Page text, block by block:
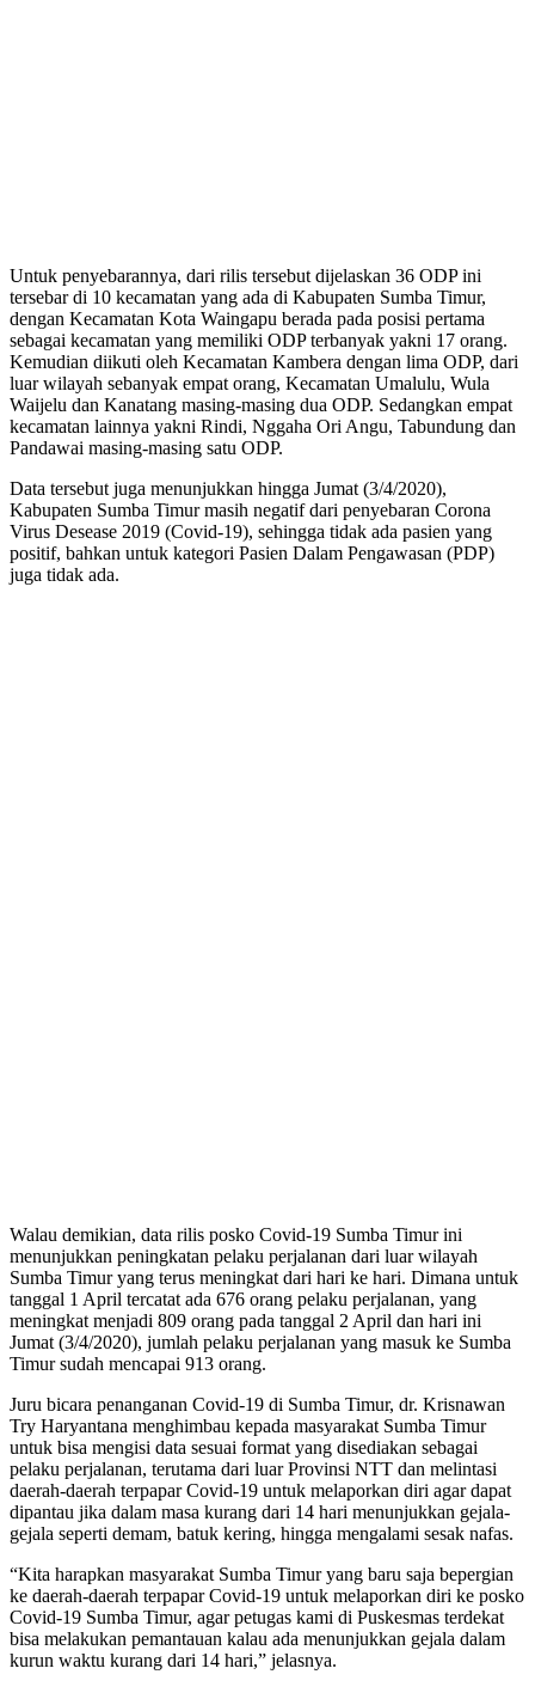
Untuk penyebarannya, dari rilis tersebut dijelaskan 36 ODP ini
tersebar di 10 kecamatan yang ada di Kabupaten Sumba Timur,
dengan Kecamatan Kota Waingapu berada pada posisi pertama
sebagai kecamatan yang memiliki ODP terbanyak yakni 17 orang.
Kemudian diikuti oleh Kecamatan Kambera dengan lima ODP, dari
luar wilayah sebanyak empat orang, Kecamatan Umalulu, Wula
Waijelu dan Kanatang masing-masing dua ODP. Sedangkan empat
kecamatan lainnya yakni Rindi, Nggaha Ori Angu, Tabundung dan
Pandawai masing-masing satu ODP.
Data tersebut juga menunjukkan hingga Jumat (3/4/2020),
Kabupaten Sumba Timur masih negatif dari penyebaran Corona
Virus Desease 2019 (Covid-19), sehingga tidak ada pasien yang
positif, bahkan untuk kategori Pasien Dalam Pengawasan (PDP)
juga tidak ada.
Walau demikian, data rilis posko Covid-19 Sumba Timur ini
menunjukkan peningkatan pelaku perjalanan dari luar wilayah
Sumba Timur yang terus meningkat dari hari ke hari. Dimana untuk
tanggal 1 April tercatat ada 676 orang pelaku perjalanan, yang
meningkat menjadi 809 orang pada tanggal 2 April dan hari ini
Jumat (3/4/2020), jumlah pelaku perjalanan yang masuk ke Sumba
Timur sudah mencapai 913 orang.
Juru bicara penanganan Covid-19 di Sumba Timur, dr. Krisnawan
Try Haryantana menghimbau kepada masyarakat Sumba Timur
untuk bisa mengisi data sesuai format yang disediakan sebagai
pelaku perjalanan, terutama dari luar Provinsi NTT dan melintasi
daerah-daerah terpapar Covid-19 untuk melaporkan diri agar dapat
dipantau jika dalam masa kurang dari 14 hari menunjukkan gejala-
gejala seperti demam, batuk kering, hingga mengalami sesak nafas.
“Kita harapkan masyarakat Sumba Timur yang baru saja bepergian
ke daerah-daerah terpapar Covid-19 untuk melaporkan diri ke posko
Covid-19 Sumba Timur, agar petugas kami di Puskesmas terdekat
bisa melakukan pemantauan kalau ada menunjukkan gejala dalam
kurun waktu kurang dari 14 hari,” jelasnya.